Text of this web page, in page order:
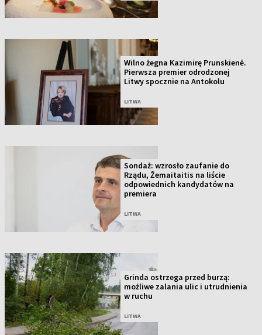
Wilno żegna Kazimirę Prunskienė.
Pierwsza premier odrodzonej
Litwy spocznie na Antokolu
LITWA
Sondaż: wzrosło zaufanie do
Rządu, Žemaitaitis na liście
odpowiednich kandydatów na
premiera
LITWA
Grinda ostrzega przed burzą:
możliwe zalania ulic i utrudnienia
w ruchu
LITWA